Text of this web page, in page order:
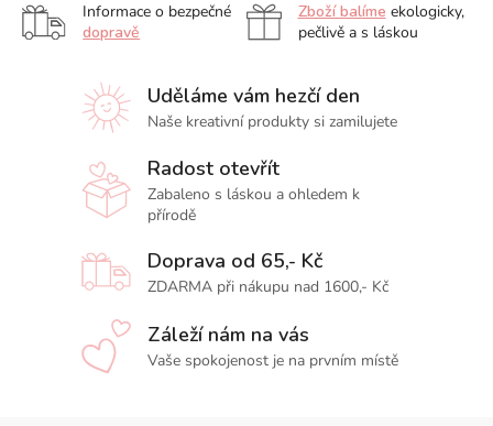
Informace o bezpečné
dopravě
Zboží balíme ekologicky,
pečlivě a s láskou
Uděláme vám hezčí den
Naše kreativní produkty si zamilujete
Radost otevřít
Zabaleno s láskou a ohledem k
přírodě
Doprava od 65,- Kč
ZDARMA při nákupu nad 1600,- Kč
Záleží nám na vás
Vaše spokojenost je na prvním místě